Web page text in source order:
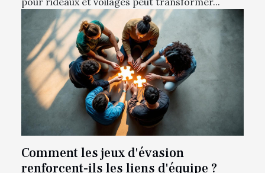
Comment les jeux d'évasion
renforcent-ils les liens d'équipe ?